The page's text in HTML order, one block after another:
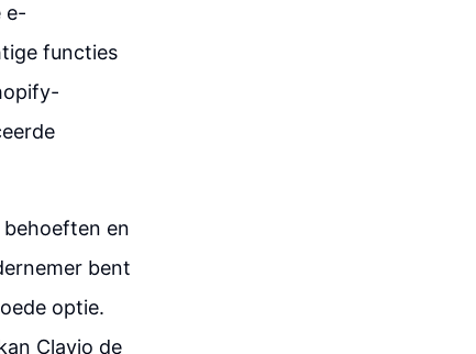
e-
functies
en
bent
optie.
Clavio de